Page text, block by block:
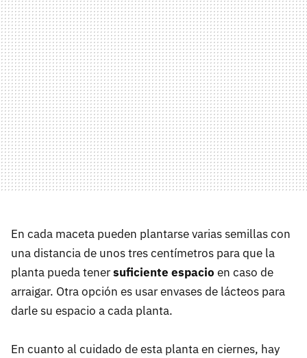
En cada maceta pueden plantarse varias semillas con
una distancia de unos tres centímetros para que la
planta pueda tenersuficiente espacio en caso de
arraigar. Otra opción es usar envases de lácteos para
darle su espacio a cada planta.
En cuanto al cuidado de esta planta en ciernes, hay